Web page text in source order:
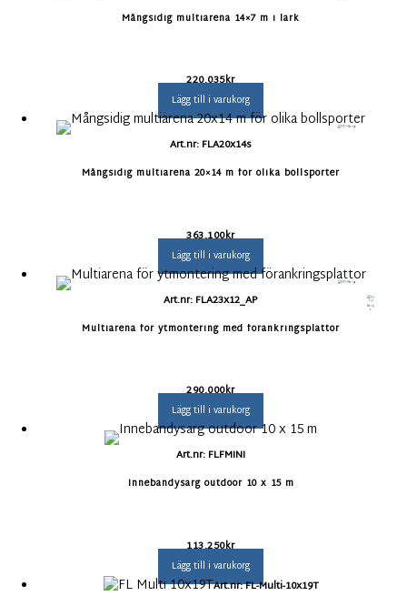
Mångsidig multiarena 14×7 m i lärk
220.035kr
Lägg till i varukorg
Art.nr: FLA20x14s
Mångsidig multiarena 20×14 m för olika bollsporter
363.100kr
Lägg till i varukorg
Art.nr: FLA23x12_AP
Multiarena för ytmontering med förankringsplattor
290.000kr
Lägg till i varukorg
Art.nr: FLFMINI
Innebandysarg outdoor 10 x 15 m
113.250kr
Lägg till i varukorg
Art.nr: FL-Multi-10x19T